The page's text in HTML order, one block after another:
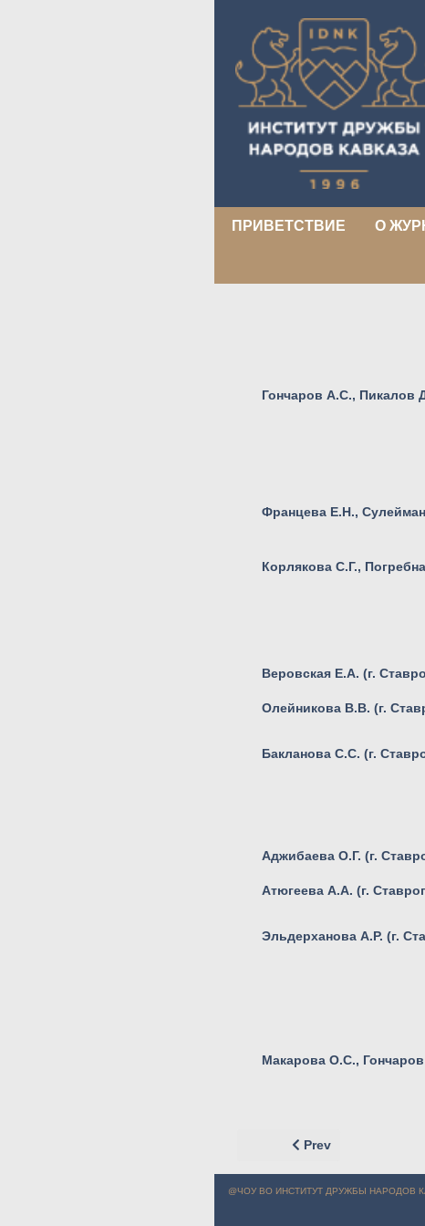
ПРИВЕТСТВИЕ О
Гончаров А.С., Пикалов
Францева Е.Н.,
Корлякова С.Г.,
Веровская Е.А. (г.
Олейникова В.В. (г.
Бакланова С.С. (г.
Аджибаева О.Г. (г.
Атюгеева А.А. (г.
Эльдерханова А.Р. (г.
Макарова О.С.,
Previous article:
Prev
@ЧОУ ВО ИНСТИТУТ ДРУЖБЫ НАРОДОВ